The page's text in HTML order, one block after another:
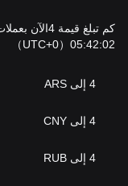
05:42:02
（UTC+0）
4 إلى ARS
4 إلى CNY
4 إلى RUB